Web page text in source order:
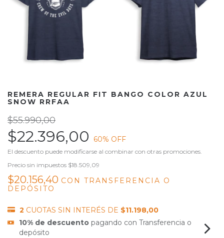
REMERA REGULAR FIT BANGO COLOR AZUL
SNOW RRFAA
$55.990,00
$22.396,00 60% OFF
El descuento puede modificarse al combinar con otras promociones.
Precio sin impuestos $18.509,09
$20.156,40 CON TRANSFERENCIA O
DEPÓSITO
2 CUOTAS SIN INTERÉS DE $11.198,00
10% de descuentopagando con Transferencia o
depósito